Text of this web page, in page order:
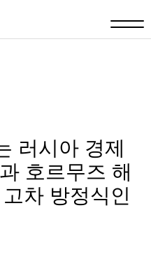
러시아 경제
호르무즈 해
차 방정식인